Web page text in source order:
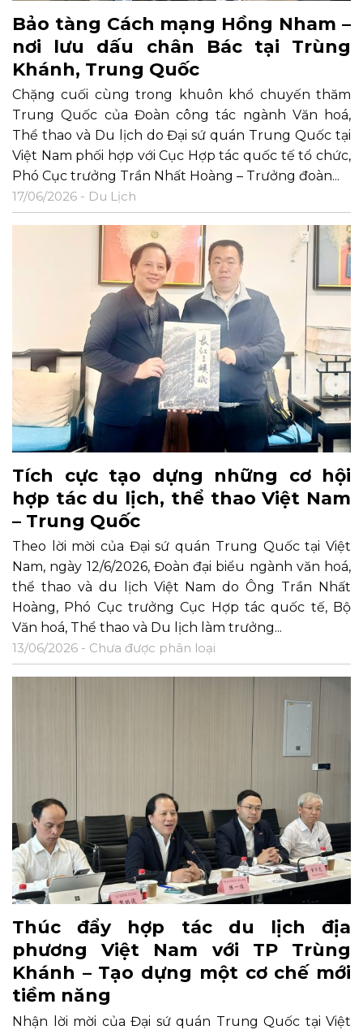
Bảo tàng Cách mạng Hồng Nham –
nơi lưu dấu chân Bác tại Trùng
Khánh, Trung Quốc
Chặng cuối cùng trong khuôn khổ chuyến thăm
Trung Quốc của Đoàn công tác ngành Văn hoá,
Thể thao và Du lịch do Đại sứ quán Trung Quốc tại
Việt Nam phối hợp với Cục Hợp tác quốc tế tổ chức,
Phó Cục trưởng Trần Nhất Hoàng – Trưởng đoàn...
17/06/2026 - Du Lịch
Tích cực tạo dựng những cơ hội
hợp tác du lịch, thể thao Việt Nam
– Trung Quốc
Theo lời mời của Đại sứ quán Trung Quốc tại Việt
Nam, ngày 12/6/2026, Đoàn đại biểu ngành văn hoá,
thể thao và du lịch Việt Nam do Ông Trần Nhất
Hoàng, Phó Cục trưởng Cục Hợp tác quốc tế, Bộ
Văn hoá, Thể thao và Du lịch làm trưởng...
13/06/2026 - Chưa được phân loại
Thúc đẩy hợp tác du lịch địa
phương Việt Nam với TP Trùng
Khánh – Tạo dựng một cơ chế mới
tiềm năng
Nhận lời mời của Đại sứ quán Trung Quốc tại Việt